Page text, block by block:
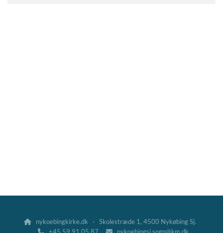
 nykoebingkirke.dk · Skolestræde 1, 4500 Nykøbing Sj.
+45 59 91 05 87 nykoebingsj.sogn@km.dk